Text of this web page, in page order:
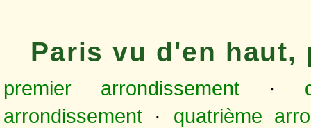
Paris vu d'en haut,
premier arrondissement·
arrondissement · quatrième